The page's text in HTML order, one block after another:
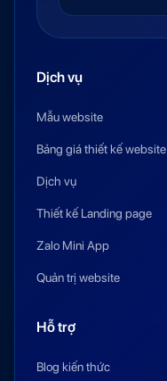
Dịch vụ
Mẫu website
Bảng giá thiết kế website
Dịch vụ
Thiết kế Landing page
Zalo Mini App
Quản trị website
Hỗ trợ
Blog kiến thức